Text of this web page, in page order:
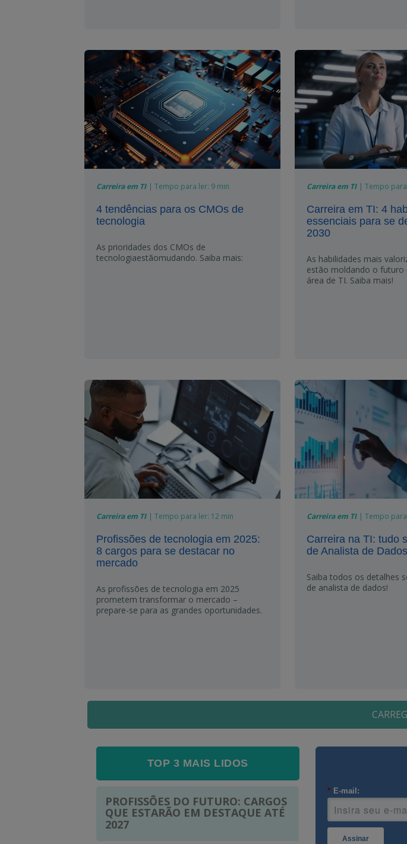
Carreira em TI | Tempo para ler: 9 min
4 tendências para os CMOs de
tecnologia
As prioridades dos CMOs de
tecnologiaestãomudando. Saiba mais:
Carreira em TI | Tempo
Carreira em TI: 4
essenciais para se
2030
As habilidades mais
estão moldando o futuro
área de TI. Saiba mais!
Carreira em TI | Tempo para ler: 12 min
Profissões de tecnologia em 2025:
8 cargos para se destacar no
mercado
As profissões de tecnologia em 2025
prometem transformar o mercado –
prepare-se para as grandes oportunidades.
Carreira em TI | Tempo
Carreira na TI: tudo
de Analista de Dados
Saiba todos os detalhes
de analista de dados!
TOP 3 MAIS LIDOS
PROFISSÕES DO FUTURO: CARGOS
QUE ESTARÃO EM DESTAQUE ATÉ
2027
* E-mail:
Assinar